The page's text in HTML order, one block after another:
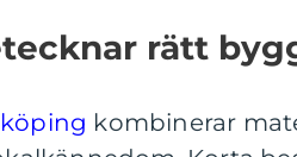
rätt
kombinerar